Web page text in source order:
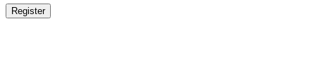
Register